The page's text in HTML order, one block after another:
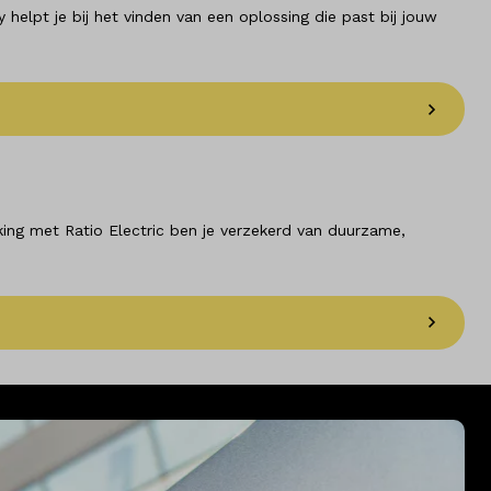
je bij het vinden van een oplossing die past bij jouw
met Ratio Electric ben je verzekerd van duurzame,